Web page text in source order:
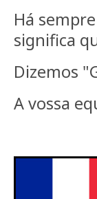
Há
significa
Dizemos
A vossa